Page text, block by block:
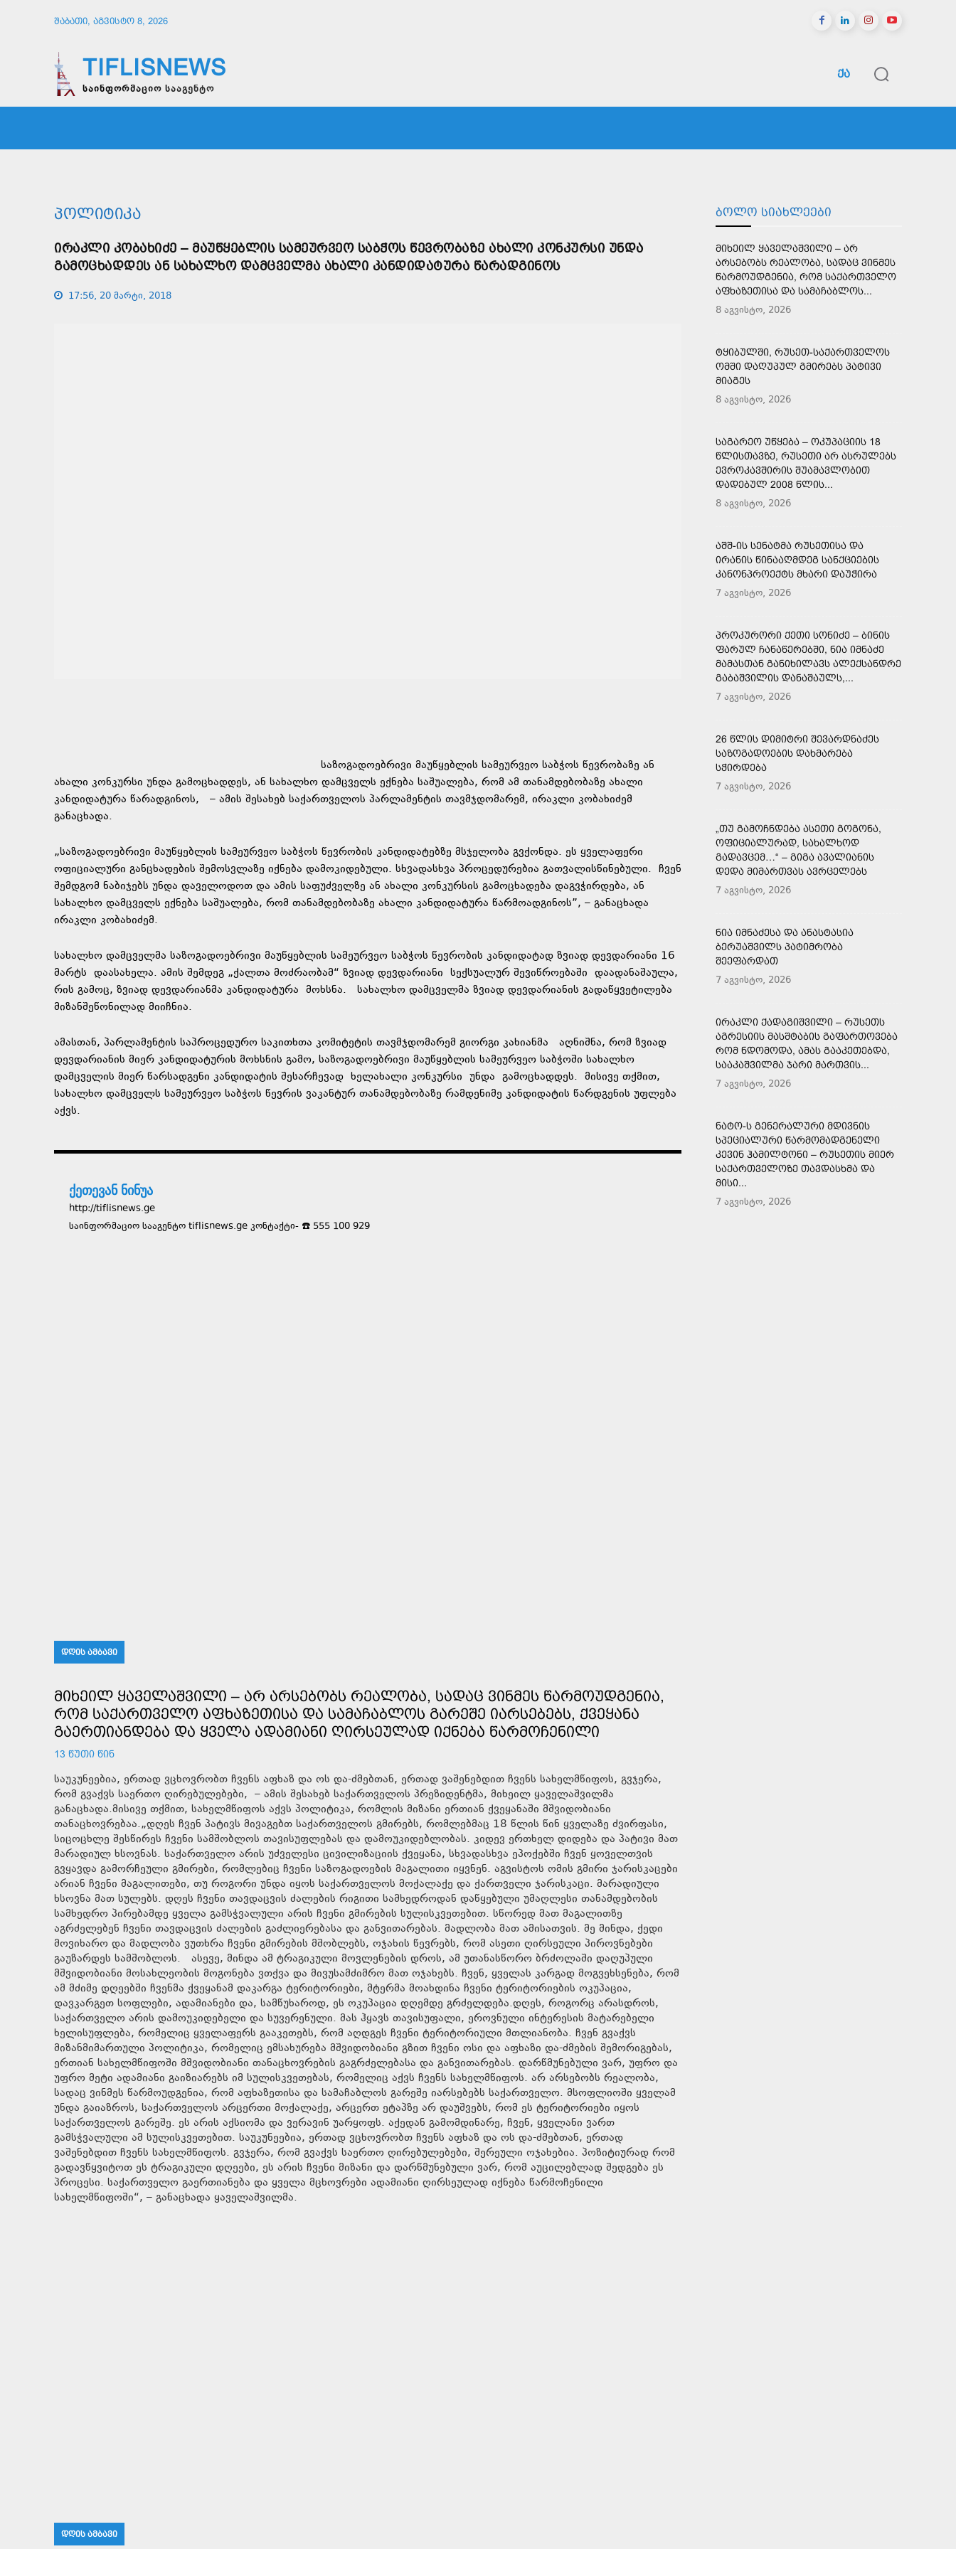
ᲨᲐᲑᲐᲗᲘ, ᲐᲒᲕᲘᲡᲢᲝ 8, 2026
TIFLISNEWS
საინფორმაციო სააგენტო
ᲥᲐ
ᲞᲝᲚᲘᲢᲘᲙᲐ
ᲘᲠᲐᲙᲚᲘ ᲙᲝᲑᲐᲮᲘᲫᲔ – ᲛᲐᲣᲬᲧᲔᲑᲚᲘᲡ ᲡᲐᲛᲔᲣᲠᲕᲔᲝ ᲡᲐᲑᲭᲝᲡ ᲬᲔᲕᲠᲝᲑᲐᲖᲔ ᲐᲮᲐᲚᲘ ᲙᲝᲜᲙᲣᲠᲡᲘ ᲣᲜᲓᲐ
ᲒᲐᲛᲝᲪᲮᲐᲓᲓᲔᲡ ᲐᲜ ᲡᲐᲮᲐᲚᲮᲝ ᲓᲐᲛᲪᲕᲔᲚᲛᲐ ᲐᲮᲐᲚᲘ ᲙᲐᲜᲓᲘᲓᲐᲢᲣᲠᲐ ᲬᲐᲠᲐᲓᲒᲘᲜᲝᲡ
17:56, 20 მარტი, 2018
საზოგადოებრივი მაუწყებლის სამეურვეო საბჭოს წევრობაზე ან
ახალი კონკურსი უნდა გამოცხადდეს, ან სახალხო დამცველს ექნება საშუალება, რომ ამ თანამდებობაზე ახალი
კანდიდატურა წარადგინოს, – ამის შესახებ საქართველოს პარლამენტის თავმჯდომარემ, ირაკლი კობახიძემ
განაცხადა.
„საზოგადოებრივი მაუწყებლის სამეურვეო საბჭოს წევრობის კანდიდატებზე მსჯელობა გვქონდა. ეს ყველაფერი
ოფიციალური განცხადების შემოსვლაზე იქნება დამოკიდებული. სხვადასხვა პროცედურებია გათვალისწინებული. ჩვენ
შემდგომ ნაბიჯებს უნდა დაველოდოთ და ამის საფუძველზე ან ახალი კონკურსის გამოცხადება დაგვჭირდება, ან
სახალხო დამცველს ექნება საშუალება, რომ თანამდებობაზე ახალი კანდიდატურა წარმოადგინოს”, – განაცხადა
ირაკლი კობახიძემ.
სახალხო დამცველმა საზოგადოებრივი მაუწყებლის სამეურვეო საბჭოს წევრობის კანდიდატად ზვიად დევდარიანი 16
მარტს დაასახელა. ამის შემდეგ „ქალთა მოძრაობამ“ ზვიად დევდარიანი სექსუალურ შევიწროებაში დაადანაშაულა,
რის გამოც, ზვიად დევდარიანმა კანდიდატურა მოხსნა. სახალხო დამცველმა ზვიად დევდარიანის გადაწყვეტილება
მიზანშეწონილად მიიჩნია.
ამასთან, პარლამენტის საპროცედურო საკითხთა კომიტეტის თავმჯდომარემ გიორგი კახიანმა აღნიშნა, რომ ზვიად
დევდარიანის მიერ კანდიდატურის მოხსნის გამო, საზოგადოებრივი მაუწყებლის სამეურვეო საბჭოში სახალხო
დამცველის მიერ წარსადგენი კანდიდატის შესარჩევად ხელახალი კონკურსი უნდა გამოცხადდეს. მისივე თქმით,
სახალხო დამცველს სამეურვეო საბჭოს წევრის ვაკანტურ თანამდებობაზე რამდენიმე კანდიდატის წარდგენის უფლება
აქვს.
ქეთევან ნინუა
http://tiflisnews.ge
საინფორმაციო სააგენტო tiflisnews.ge კონტაქტი- ☎️ 555 100 929
ᲓᲦᲘᲡ ᲐᲛᲑᲐᲕᲘ
ᲛᲘᲮᲔᲘᲚ ᲧᲐᲕᲔᲚᲐᲨᲕᲘᲚᲘ – ᲐᲠ ᲐᲠᲡᲔᲑᲝᲑᲡ ᲠᲔᲐᲚᲝᲑᲐ, ᲡᲐᲓᲐᲪ ᲕᲘᲜᲛᲔᲡ ᲬᲐᲠᲛᲝᲣᲓᲒᲔᲜᲘᲐ,
ᲠᲝᲛ ᲡᲐᲥᲐᲠᲗᲕᲔᲚᲝ ᲐᲤᲮᲐᲖᲔᲗᲘᲡᲐ ᲓᲐ ᲡᲐᲛᲐᲩᲐᲑᲚᲝᲡ ᲒᲐᲠᲔᲨᲔ ᲘᲐᲠᲡᲔᲑᲔᲑᲡ, ᲥᲕᲔᲧᲐᲜᲐ
ᲒᲐᲔᲠᲗᲘᲐᲜᲓᲔᲑᲐ ᲓᲐ ᲧᲕᲔᲚᲐ ᲐᲓᲐᲛᲘᲐᲜᲘ ᲦᲘᲠᲡᲔᲣᲚᲐᲓ ᲘᲥᲜᲔᲑᲐ ᲬᲐᲠᲛᲝᲩᲔᲜᲘᲚᲘ
13 ᲬᲣᲗᲘ ᲬᲘᲜ
საუკუნეებია, ერთად ვცხოვრობთ ჩვენს აფხაზ და ოს და-ძმებთან, ერთად ვაშენებდით ჩვენს სახელმწიფოს, გვჯერა,
რომ გვაქვს საერთო ღირებულებები, – ამის შესახებ საქართველოს პრეზიდენტმა, მიხეილ ყაველაშვილმა
განაცხადა.მისივე თქმით, სახელმწიფოს აქვს პოლიტიკა, რომლის მიზანი ერთიან ქვეყანაში მშვიდობიანი
თანაცხოვრებაა.„დღეს ჩვენ პატივს მივაგებთ საქართველოს გმირებს, რომლებმაც 18 წლის წინ ყველაზე ძვირფასი,
სიცოცხლე შესწირეს ჩვენი სამშობლოს თავისუფლებას და დამოუკიდებლობას. კიდევ ერთხელ დიდება და პატივი მათ
მარადიულ ხსოვნას. საქართველო არის უძველესი ცივილიზაციის ქვეყანა, სხვადასხვა ეპოქებში ჩვენ ყოველთვის
გვყავდა გამორჩეული გმირები, რომლებიც ჩვენი საზოგადოების მაგალითი იყვნენ. აგვისტოს ომის გმირი ჯარისკაცები
არიან ჩვენი მაგალითები, თუ როგორი უნდა იყოს საქართველოს მოქალაქე და ქართველი ჯარისკაცი. მარადიული
ხსოვნა მათ სულებს. დღეს ჩვენი თავდაცვის ძალების რიგითი სამხედროდან დაწყებული უმაღლესი თანამდებობის
სამხედრო პირებამდე ყველა გამსჭვალული არის ჩვენი გმირების სულისკვეთებით. სწორედ მათ მაგალითზე
აგრძელებენ ჩვენი თავდაცვის ძალების გაძლიერებასა და განვითარებას. მადლობა მათ ამისათვის. მე მინდა, ქედი
მოვიხარო და მადლობა ვუთხრა ჩვენი გმირების მშობლებს, ოჯახის წევრებს, რომ ასეთი ღირსეული პიროვნებები
გაუზარდეს სამშობლოს. ასევე, მინდა ამ ტრაგიკული მოვლენების დროს, ამ უთანასწორო ბრძოლაში დაღუპული
მშვიდობიანი მოსახლეობის მოგონება ვთქვა და მივუსამძიმრო მათ ოჯახებს. ჩვენ, ყველას კარგად მოგვეხსენება, რომ
ამ მძიმე დღეებში ჩვენმა ქვეყანამ დაკარგა ტერიტორიები, მტერმა მოახდინა ჩვენი ტერიტორიების ოკუპაცია,
დავკარგეთ სოფლები, ადამიანები და, სამწუხაროდ, ეს ოკუპაცია დღემდე გრძელდება.დღეს, როგორც არასდროს,
საქართველო არის დამოუკიდებელი და სუვერენული. მას ჰყავს თავისუფალი, ეროვნული ინტერესის მატარებელი
ხელისუფლება, რომელიც ყველაფერს გააკეთებს, რომ აღდგეს ჩვენი ტერიტორიული მთლიანობა. ჩვენ გვაქვს
მიზანმიმართული პოლიტიკა, რომელიც ემსახურება მშვიდობიანი გზით ჩვენი ოსი და აფხაზი და-ძმების შემორიგებას,
ერთიან სახელმწიფოში მშვიდობიანი თანაცხოვრების გაგრძელებასა და განვითარებას. დარწმუნებული ვარ, უფრო და
უფრო მეტი ადამიანი გაიზიარებს იმ სულისკვეთებას, რომელიც აქვს ჩვენს სახელმწიფოს. არ არსებობს რეალობა,
სადაც ვინმეს წარმოუდგენია, რომ აფხაზეთისა და სამაჩაბლოს გარეშე იარსებებს საქართველო. მსოფლიოში ყველამ
უნდა გაიაზროს, საქართველოს არცერთი მოქალაქე, არცერთ ეტაპზე არ დაუშვებს, რომ ეს ტერიტორიები იყოს
საქართველოს გარეშე. ეს არის აქსიომა და ვერავინ უარყოფს. აქედან გამომდინარე, ჩვენ, ყველანი ვართ
გამსჭვალული ამ სულისკვეთებით. საუკუნეებია, ერთად ვცხოვრობთ ჩვენს აფხაზ და ოს და-ძმებთან, ერთად
ვაშენებდით ჩვენს სახელმწიფოს. გვჯერა, რომ გვაქვს საერთო ღირებულებები, შერეული ოჯახებია. პოზიტიურად რომ
გადავწყვიტოთ ეს ტრაგიკული დღეები, ეს არის ჩვენი მიზანი და დარწმუნებული ვარ, რომ აუცილებლად შედგება ეს
პროცესი. საქართველო გაერთიანება და ყველა მცხოვრები ადამიანი ღირსეულად იქნება წარმოჩენილი
სახელმწიფოში“, – განაცხადა ყაველაშვილმა.
ᲓᲦᲘᲡ ᲐᲛᲑᲐᲕᲘ
ᲑᲝᲚᲝ ᲡᲘᲐᲮᲚᲔᲔᲑᲘ
ᲛᲘᲮᲔᲘᲚ ᲧᲐᲕᲔᲚᲐᲨᲕᲘᲚᲘ – ᲐᲠ
ᲐᲠᲡᲔᲑᲝᲑᲡ ᲠᲔᲐᲚᲝᲑᲐ, ᲡᲐᲓᲐᲪ ᲕᲘᲜᲛᲔᲡ
ᲬᲐᲠᲛᲝᲣᲓᲒᲔᲜᲘᲐ, ᲠᲝᲛ ᲡᲐᲥᲐᲠᲗᲕᲔᲚᲝ
ᲐᲤᲮᲐᲖᲔᲗᲘᲡᲐ ᲓᲐ ᲡᲐᲛᲐᲩᲐᲑᲚᲝᲡ...
8 აგვისტო, 2026
ᲢᲧᲘᲑᲣᲚᲨᲘ, ᲠᲣᲡᲔᲗ-ᲡᲐᲥᲐᲠᲗᲕᲔᲚᲝᲡ
ᲝᲛᲨᲘ ᲓᲐᲦᲣᲞᲣᲚ ᲒᲛᲘᲠᲔᲑᲡ ᲞᲐᲢᲘᲕᲘ
ᲛᲘᲐᲒᲔᲡ
8 აგვისტო, 2026
ᲡᲐᲒᲐᲠᲔᲝ ᲣᲬᲧᲔᲑᲐ – ᲝᲙᲣᲞᲐᲪᲘᲘᲡ 18
ᲬᲚᲘᲡᲗᲐᲕᲖᲔ, ᲠᲣᲡᲔᲗᲘ ᲐᲠ ᲐᲡᲠᲣᲚᲔᲑᲡ
ᲔᲕᲠᲝᲙᲐᲕᲨᲘᲠᲘᲡ ᲨᲣᲐᲛᲐᲕᲚᲝᲑᲘᲗ
ᲓᲐᲓᲔᲑᲣᲚ 2008 ᲬᲚᲘᲡ...
8 აგვისტო, 2026
ᲐᲨᲨ-ᲘᲡ ᲡᲔᲜᲐᲢᲛᲐ ᲠᲣᲡᲔᲗᲘᲡᲐ ᲓᲐ
ᲘᲠᲐᲜᲘᲡ ᲬᲘᲜᲐᲐᲦᲛᲓᲔᲒ ᲡᲐᲜᲥᲪᲘᲔᲑᲘᲡ
ᲙᲐᲜᲝᲜᲞᲠᲝᲔᲥᲢᲡ ᲛᲮᲐᲠᲘ ᲓᲐᲣᲭᲘᲠᲐ
7 აგვისტო, 2026
ᲞᲠᲝᲙᲣᲠᲝᲠᲘ ᲥᲔᲗᲘ ᲡᲝᲜᲘᲫᲔ – ᲑᲘᲜᲘᲡ
ᲤᲐᲠᲣᲚ ᲩᲐᲜᲐᲬᲔᲠᲔᲑᲨᲘ, ᲜᲘᲐ ᲘᲛᲜᲐᲫᲔ
ᲛᲐᲛᲐᲡᲗᲐᲜ ᲒᲐᲜᲘᲮᲘᲚᲐᲕᲡ ᲐᲚᲔᲥᲡᲐᲜᲓᲠᲔ
ᲒᲐᲑᲐᲨᲕᲘᲚᲘᲡ ᲓᲐᲜᲐᲨᲐᲣᲚᲡ,...
7 აგვისტო, 2026
26 ᲬᲚᲘᲡ ᲓᲘᲛᲘᲢᲠᲘ ᲨᲔᲕᲐᲠᲓᲜᲐᲫᲔᲡ
ᲡᲐᲖᲝᲒᲐᲓᲝᲔᲑᲘᲡ ᲓᲐᲮᲛᲐᲠᲔᲑᲐ
ᲡᲭᲘᲠᲓᲔᲑᲐ
7 აგვისტო, 2026
„ᲗᲣ ᲒᲐᲛᲝᲩᲜᲓᲔᲑᲐ ᲐᲡᲔᲗᲘ ᲒᲝᲒᲝᲜᲐ,
ᲝᲤᲘᲪᲘᲐᲚᲣᲠᲐᲓ, ᲡᲐᲮᲐᲚᲮᲝᲓ
ᲒᲐᲓᲐᲕᲪᲔᲛ…“ – ᲒᲘᲒᲐ ᲐᲕᲐᲚᲘᲐᲜᲘᲡ
ᲓᲔᲓᲐ ᲛᲘᲛᲐᲠᲗᲕᲐᲡ ᲐᲕᲠᲪᲔᲚᲔᲑᲡ
7 აგვისტო, 2026
ᲜᲘᲐ ᲘᲛᲜᲐᲫᲔᲡᲐ ᲓᲐ ᲐᲜᲐᲡᲢᲐᲡᲘᲐ
ᲑᲔᲠᲣᲐᲨᲕᲘᲚᲡ ᲞᲐᲢᲘᲛᲠᲝᲑᲐ
ᲨᲔᲔᲤᲐᲠᲓᲐᲗ
7 აგვისტო, 2026
ᲘᲠᲐᲙᲚᲘ ᲥᲐᲓᲐᲒᲘᲨᲕᲘᲚᲘ – ᲠᲣᲡᲔᲗᲡ
ᲐᲒᲠᲔᲡᲘᲘᲡ ᲛᲐᲡᲨᲢᲐᲑᲘᲡ ᲒᲐᲤᲐᲠᲗᲝᲕᲔᲑᲐ
ᲠᲝᲛ ᲜᲓᲝᲛᲝᲓᲐ, ᲐᲛᲐᲡ ᲒᲐᲐᲙᲔᲗᲔᲑᲓᲐ,
ᲡᲐᲐᲙᲐᲨᲕᲘᲚᲛᲐ ᲯᲐᲠᲘ ᲛᲐᲠᲗᲕᲘᲡ...
7 აგვისტო, 2026
ᲜᲐᲢᲝ-Ს ᲒᲔᲜᲔᲠᲐᲚᲣᲠᲘ ᲛᲓᲘᲕᲜᲘᲡ
ᲡᲞᲔᲪᲘᲐᲚᲣᲠᲘ ᲬᲐᲠᲛᲝᲛᲐᲓᲒᲔᲜᲔᲚᲘ
ᲙᲔᲕᲘᲜ ᲰᲐᲛᲘᲚᲢᲝᲜᲘ – ᲠᲣᲡᲔᲗᲘᲡ ᲛᲘᲔᲠ
ᲡᲐᲥᲐᲠᲗᲕᲔᲚᲝᲖᲔ ᲗᲐᲕᲓᲐᲡᲮᲛᲐ ᲓᲐ
ᲛᲘᲡᲘ...
7 აგვისტო, 2026